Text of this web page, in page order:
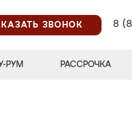
ЗВОНОК
8
РУМ РАССРОЧКА